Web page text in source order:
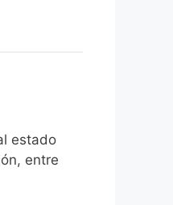
estado
entre